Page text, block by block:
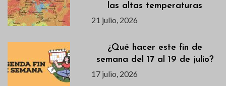
las altas temperaturas
21 julio, 2026
¿Qué hacer este fin de
semana del 17 al 19 de julio?
17 julio, 2026